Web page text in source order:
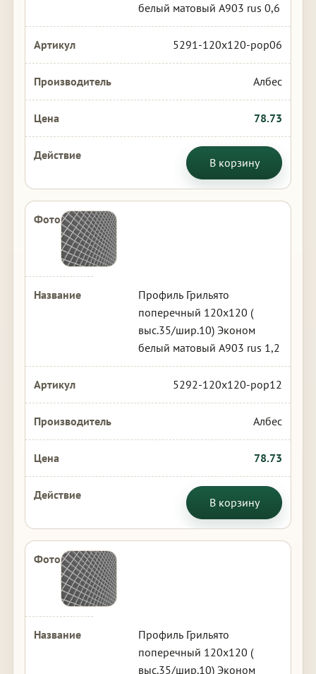
белый матовый А903 rus 0,6
5291-120x120-pop06
Албес
78.73
В корзину
Профиль Грильято
поперечный 120х120 (
выс.35/шир.10) Эконом
белый матовый А903 rus 1,2
5292-120x120-pop12
Албес
78.73
В корзину
Профиль Грильято
поперечный 120х120 (
выс.35/шир.10) Эконом